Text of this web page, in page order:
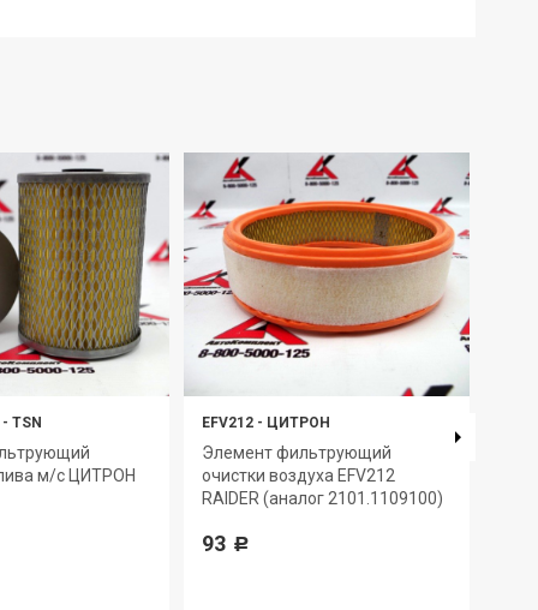
- TSN
м/с ЦИТРОН
EFV212 - ЦИТРОН
Элемент фильтрующий
очистки воздуха EFV212
RAIDER (аналог 2101.1109100)
93 Р